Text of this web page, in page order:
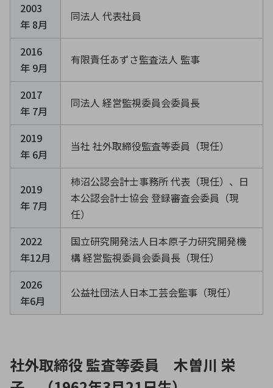
2003
年 8月
同法人 代表社員
2016
年 9月
有限責任あずさ監査法人 監事
2017
年 7月
同法人 経営監視委員会委員長
2019
年 6月
当社 社外取締役監査等委員（現任）
2019
年 7月
柿沼公認会計士事務所 代表（現任）、日
本公認会計士協会 登録審査会委員（現
任）
2022
年12月
国立研究開発法人日本原子力研究開発機
構 経営監視委員会委員長（現任）
2026
年6月
公益社団法人日本工芸会監事（現任）
社外取締役 監査等委員 木曽川 栄